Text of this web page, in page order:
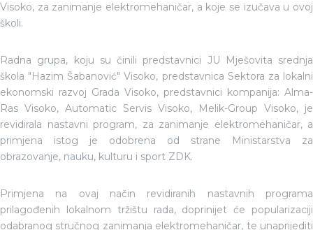
Visoko, za zanimanje elektromehaničar, a koje se izučava u ovoj
školi.
Radna grupa, koju su činili predstavnici JU Mješovita srednja
škola "Hazim Šabanović" Visoko, predstavnica Sektora za lokalni
ekonomski razvoj Grada Visoko, predstavnici kompanija: Alma-
Ras Visoko, Automatic Servis Visoko, Melik-Group Visoko, je
revidirala nastavni program, za zanimanje elektromehaničar, a
primjena istog je odobrena od strane Ministarstva za
obrazovanje, nauku, kulturu i sport ZDK.
Primjena na ovaj način revidiranih nastavnih programa
prilagođenih lokalnom tržištu rada, doprinijet će popularizaciji
odabranog stručnog zanimanja elektromehaničar, te unaprijediti